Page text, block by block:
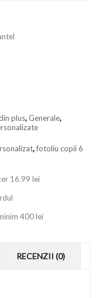
plus, Generale,
,fotoliu copii 6
16.99 lei
400 lei
RECENZII (0)